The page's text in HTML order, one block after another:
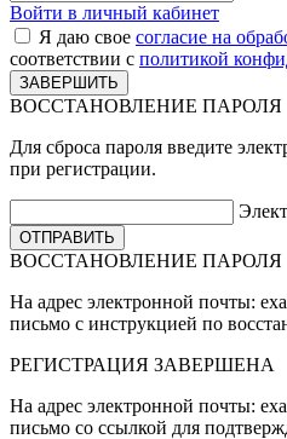
Войти в личный кабинет
Я даю свое согласие на
соответствии с политикой
ВОССТАНОВЛЕНИЕ ПАРОЛЯ
Для сброса пароля введите
при регистрации.
ВОССТАНОВЛЕНИЕ ПАРОЛЯ
На адрес электронной почты:
письмо с инструкцией по
РЕГИСТРАЦИЯ ЗАВЕРШЕНА
На адрес электронной почты:
письмо со ссылкой для